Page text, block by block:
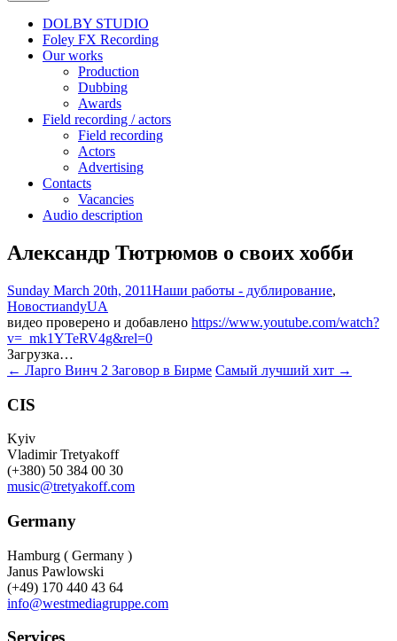
DOLBY STUDIO
Foley FX Recording
Our works
Production
Dubbing
Awards
Field recording / actors
Field recording
Actors
Advertising
Contacts
Vacancies
Audio description
Александр Тютрюмов о своих хобби
Sunday March 20th, 2011Наши работы - дублирование,
НовостиandyUA
видео проверено и добавлено https://www.youtube.com/watch?
v=_mk1YTeRV4g&rel=0
Загрузка…
Post
navigation
← Ларго Винч 2 Заговор в Бирме Самый лучший хит →
CIS
Kyiv
Vladimir Tretyakoff
(+380) 50 384 00 30
music@tretyakoff.com
Germany
Hamburg ( Germany )
Janus Pawlowski
(+49) 170 440 43 64
info@westmediagruppe.com